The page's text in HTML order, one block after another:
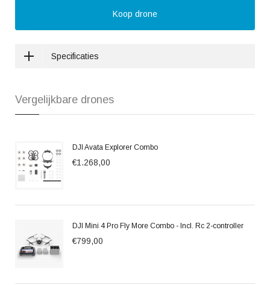
Koop drone
Specificaties
Vergelijkbare drones
DJI Avata Explorer Combo
€1.268,00
DJI Mini 4 Pro Fly More Combo - Incl. Rc 2-controller
€799,00